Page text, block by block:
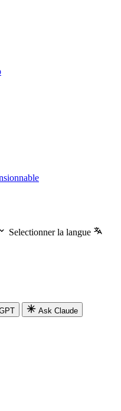
Selectionner la langue
Ask Claude